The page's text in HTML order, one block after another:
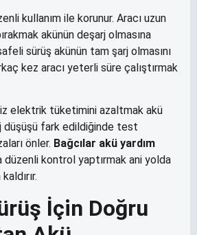
kullanım ile korunur. Aracı uzun
akünün deşarj olmasına
sürüş akünün tam şarj olmasını
kez aracı yeterli süre çalıştırmak
elektrik tüketimini azaltmak akü
düşüşü fark edildiğinde test
önler. Bağcılar akü yardım
düzenli kontrol yaptırmak ani yolda
İçin Doğru